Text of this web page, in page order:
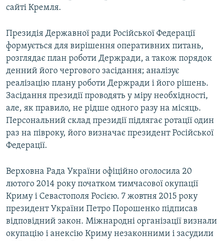
сайті Кремля.
Президія Державної ради Російської Федерації
формується для вирішення оперативних питань,
розглядає план роботи Держради, а також порядок
денний його чергового засідання; аналізує
реалізацію плану роботи Держради і його рішень.
Засідання президії проводять у міру необхідності,
але, як правило, не рідше одного разу на місяць.
Персональний склад президії підлягає ротації один
раз на півроку, його визначає президент Російської
Федерації.
Верховна Рада України офіційно оголосила 20
лютого 2014 року початком тимчасової окупації
Криму і Севастополя Росією. 7 жовтня 2015 року
президент України Петро Порошенко підписав
відповідний закон. Міжнародні організації визнали
окупацію і анексію Криму незаконними і засудили